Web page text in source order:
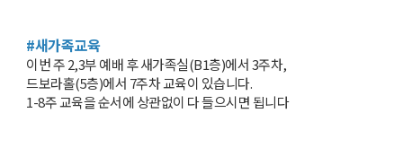
#새가족교육
이번 주 2,3부 예배 후 새가족실(B1층)에서 3주차,
드보라홀(5층)에서 7주차 교육이 있습니다.
1-8주 교육을 순서에 상관없이 다 들으시면 됩니다